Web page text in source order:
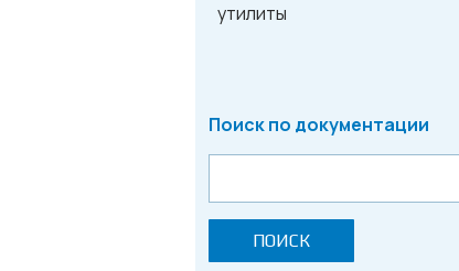
утилиты
Поиск по документации
ПОИСК